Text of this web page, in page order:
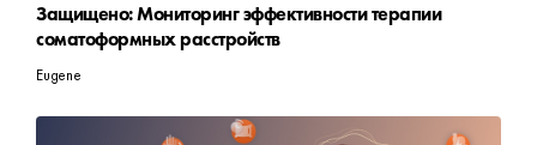
Защищено: Мониторинг эффективности терапии
соматоформных расстройств
Eugene